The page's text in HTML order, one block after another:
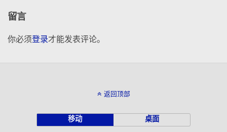
留言
你必须登录才能发表评论。
返回顶部
移动 桌面